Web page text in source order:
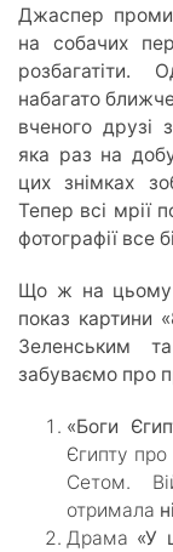
Джаспер
на собачих
розбагатіти.
набагато
вченого друзі
яка раз на
цих знімках
Тепер всі мрії
фотографії все
Що ж на цьому
показ картини
Зеленським
забуваємо про
«Боги
Єгипту
Сетом.
отримала
Драма «У